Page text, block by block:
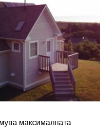
максималната